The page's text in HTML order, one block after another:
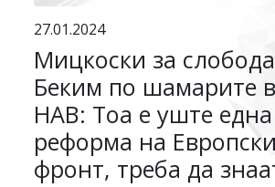
27.01.2024
Мицкоски за
Беким по шамарите
НАВ: Тоа е уште една
реформа на
фронт, треба да